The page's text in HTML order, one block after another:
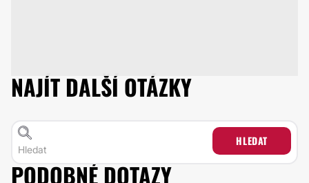
NAJÍT DALŠÍ OTÁZKY
HLEDAT
PODOBNÉ DOTAZY